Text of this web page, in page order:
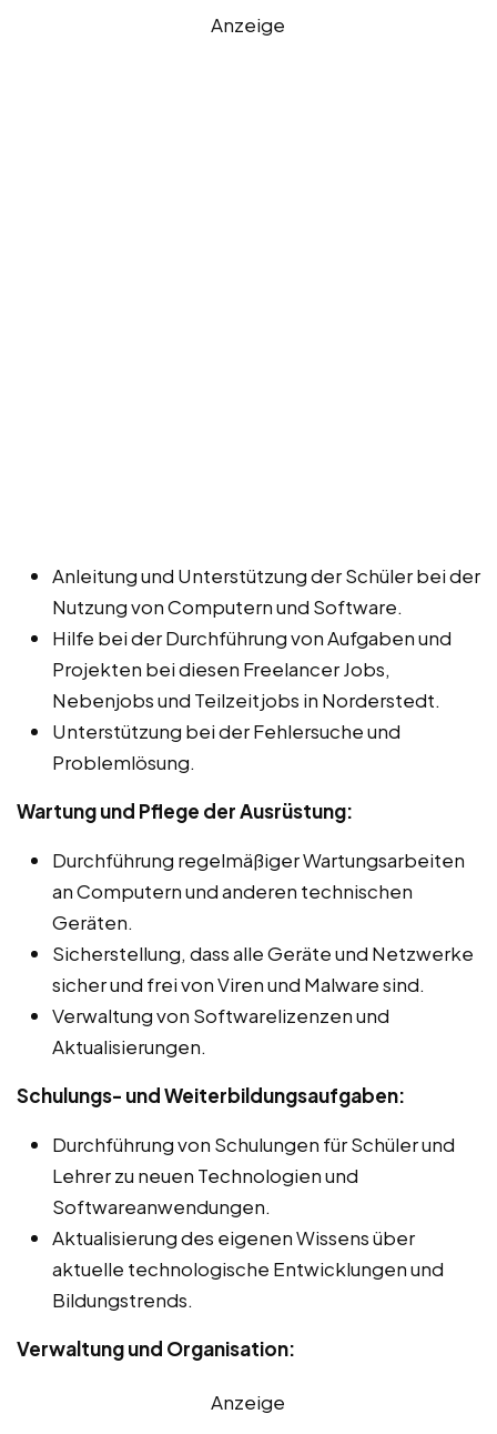
Anzeige
Anleitung und Unterstützung der Schüler bei der
Nutzung von Computern und Software.
Hilfe bei der Durchführung von Aufgaben und
Projekten bei diesen Freelancer Jobs,
Nebenjobs und Teilzeitjobs in Norderstedt.
Unterstützung bei der Fehlersuche und
Problemlösung.
Wartung und Pflege der Ausrüstung:
Durchführung regelmäßiger Wartungsarbeiten
an Computern und anderen technischen
Geräten.
Sicherstellung, dass alle Geräte und Netzwerke
sicher und frei von Viren und Malware sind.
Verwaltung von Softwarelizenzen und
Aktualisierungen.
Schulungs- und Weiterbildungsaufgaben:
Durchführung von Schulungen für Schüler und
Lehrer zu neuen Technologien und
Softwareanwendungen.
Aktualisierung des eigenen Wissens über
aktuelle technologische Entwicklungen und
Bildungstrends.
Verwaltung und Organisation:
Anzeige